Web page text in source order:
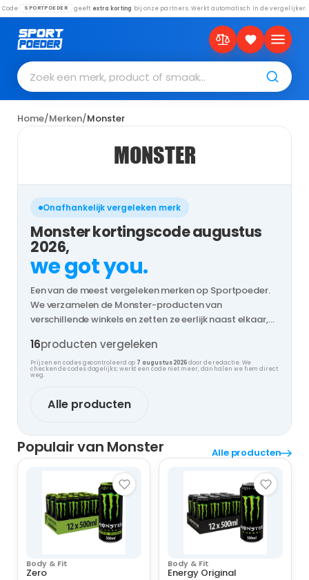
Code SPORTPOEDER geeft extra korting bij onze partners. Werkt automatisch in de vergelijker.
Zoek een merk, product of smaak…
Home/Merken/Monster
MONSTER
Onafhankelijk vergeleken merk
Monster kortingscode augustus
2026,
we got you.
Een van de meest vergeleken merken op Sportpoeder.
We verzamelen de Monster-producten van
verschillende winkels en zetten ze eerlijk naast elkaar,
16producten vergeleken
Prijzen en codes gecontroleerd op 7 augustus 2026door de redactie. We
checken de codes dagelijks; werkt een code niet meer, dan halen we hem direct
weg.
Alle producten
Populair van Monster Alle producten
Body & Fit
Zero
Body & Fit
Energy Original